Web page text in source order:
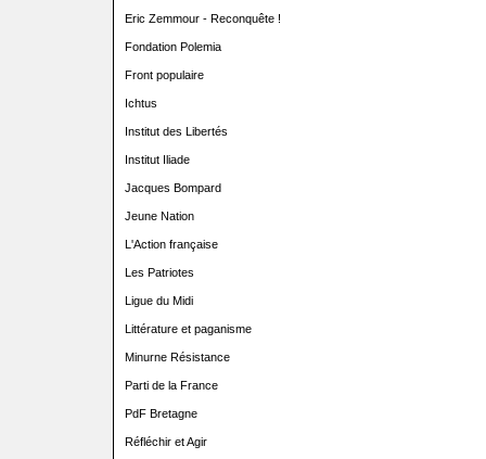
Eric Zemmour - Reconquête !
Fondation Polemia
Front populaire
Ichtus
Institut des Libertés
Institut Iliade
Jacques Bompard
Jeune Nation
L'Action française
Les Patriotes
Ligue du Midi
Littérature et paganisme
Minurne Résistance
Parti de la France
PdF Bretagne
Réfléchir et Agir